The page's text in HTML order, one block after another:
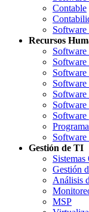
Contable
Software
Recursos
Software
Software
Software
Software
Software
Software
Software
Gestión de TI
Gestión
Análisis
MSP